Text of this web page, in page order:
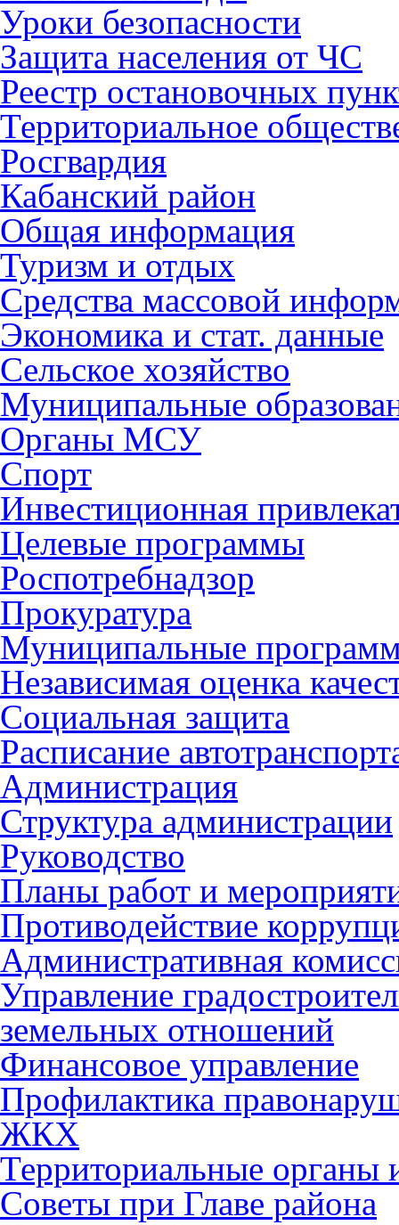
Уроки безопасности
Защита населения от ЧС
Реестр остановочных
Территориальное
Росгвардия
Кабанский район
Общая информация
Туризм и отдых
Средства массовой
Экономика и стат. данные
Сельское хозяйство
Муниципальные
Органы МСУ
Спорт
Инвестиционная
Целевые программы
Роспотребнадзор
Прокуратура
Муниципальные
Независимая оценка
Социальная защита
Расписание
Администрация
Структура администрации
Руководство
Планы работ и
Противодействие
Административная
Управление
земельных отношений
Финансовое управление
Профилактика
ЖКХ
Территориальные органы
Советы при Главе района